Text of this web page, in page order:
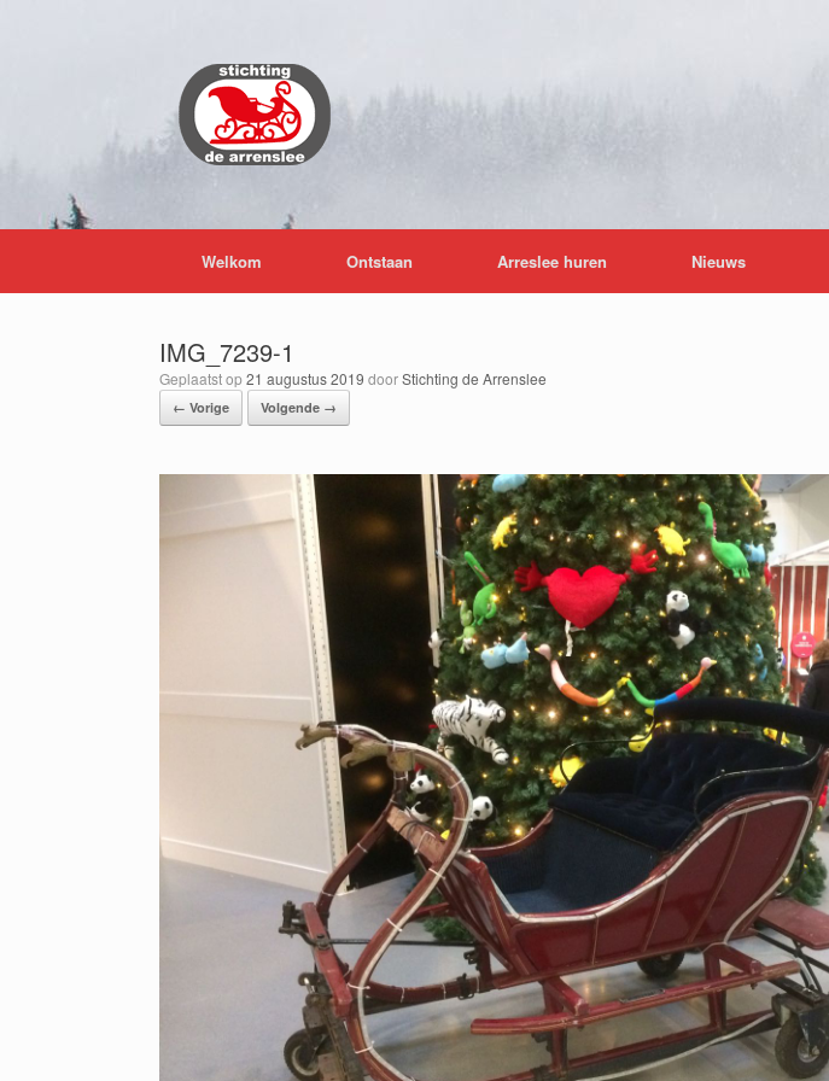
Welkom Ontstaan Arreslee huren Nieuws
IMG_7239-1
Geplaatst op21 augustus 2019 doorStichting de Arrenslee
← Vorige Volgende →